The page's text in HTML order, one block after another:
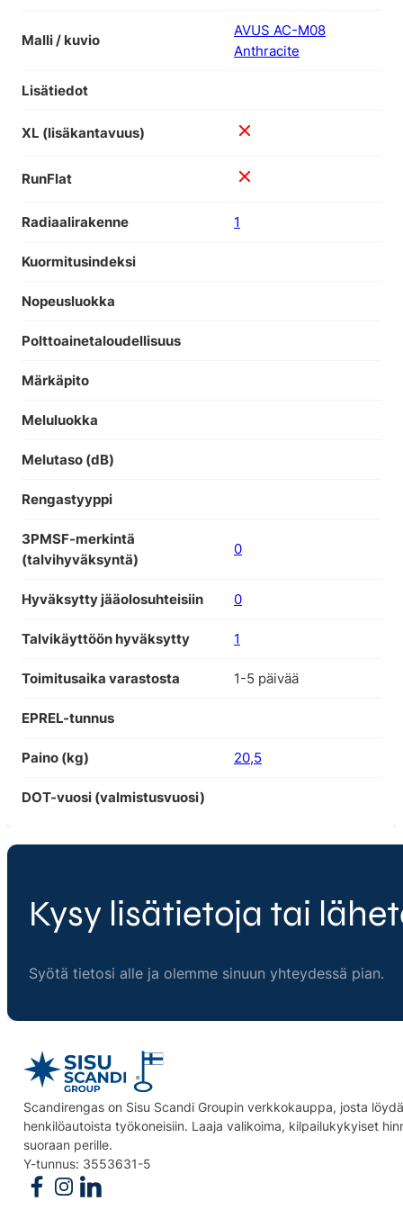
Malli / kuvio
AVUS AC-M08
Anthracite
Lisätiedot
XL (lisäkantavuus)
RunFlat
Radiaalirakenne 1
Kuormitusindeksi
Nopeusluokka
Polttoainetaloudellisuus
Märkäpito
Meluluokka
Melutaso (dB)
Rengastyyppi
3PMSF-merkintä
(talvihyväksyntä)
0
Hyväksytty jääolosuhteisiin 0
Talvikäyttöön hyväksytty 1
Toimitusaika varastosta 1-5 päivää
EPREL-tunnus
Paino (kg) 20,5
DOT-vuosi (valmistusvuosi)
Kysy lisätietoja tai
Syötä tietosi alle ja olemme sinuun yhteydessä pian.
Scandirengas on Sisu Scandi Groupin verkkokauppa, josta
henkilöautoista työkoneisiin. Laaja valikoima, kilpailukykyiset
suoraan perille.
Y-tunnus: 3553631-5
Follow us on Facebook
Follow us on Instagram
Follow us on Linkedin